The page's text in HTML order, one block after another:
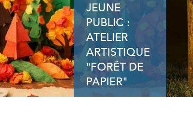
JEUNE
PUBLIC :
ATELIER
ARTISTIQUE
"FORÊT DE
PAPIER"